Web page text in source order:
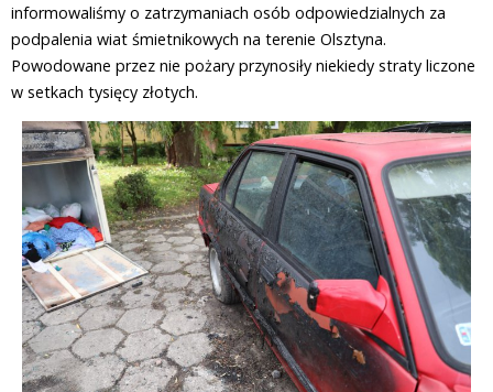
informowaliśmy o zatrzymaniach osób odpowiedzialnych za
podpalenia wiat śmietnikowych na terenie Olsztyna.
Powodowane przez nie pożary przynosiły niekiedy straty liczone
w setkach tysięcy złotych.